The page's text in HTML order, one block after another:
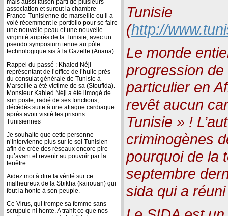
mais aussi faison parti de plusieurs
association et surout la chambre
Franco-Tunisienne de marseille ou il a
volé récemment le portfolio pour se faire
une nouvelle peau et une nouvelle
virginité auprès de la Tunisie, avec un
pseudo symposium tenue au pôle
technologique sis à la Gazelle (Ariana).
Rappel du passé : Khaled Néji
représentant de l’office de l’huile près
du consulat générale de Tunisie à
Marseille a été victime de sa (Stoufida).
Monsieur Kahled Néji a été limogé de
son poste, radié de ses fonctions,
décédés suite à une attaque cardiaque
après avoir visité les prisons
Tunisiennes
Je souhaite que cette personne
n’intervienne plus sur le sol Tunisien
afin de crée des réseaux encore pire
qu’avant et revenir au pouvoir par la
fenêtre.
Aidez moi à dire la vérité sur ce
malheureux de la Sbikha (kairouan) qui
fout la honte à son peuple.
Ce Virus, qui trompe sa femme sans
scrupule ni honte. A trahit ce que nos
Tunisie
(http://
Le monde
progression
particulier en
revêt aucun
Tunisie » !
criminogènes
pourquoi de la
septembre
sida qui a